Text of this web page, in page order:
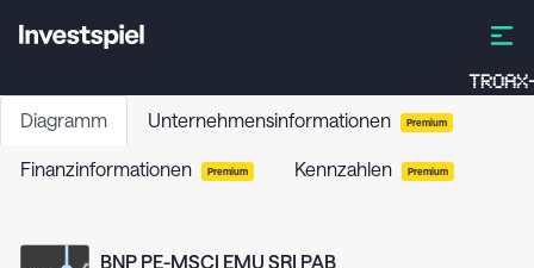
Diagramm Unternehmensinformationen Premium
Finanzinformationen Premium Kennzahlen Premium
BNP PE-MSCI EMU SRI PAB